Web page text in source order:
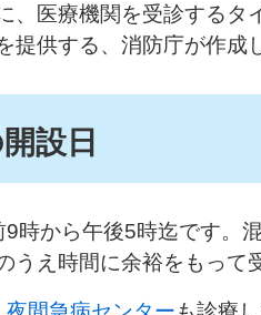
、医療機関を受診するタ
提供する、消防庁が作成
設日
時から午後5時迄です。
うえ時間に余裕をもって